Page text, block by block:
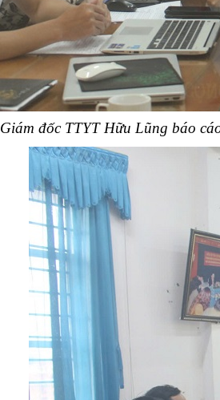
Giám đốc TTYT Hữu Lũng báo